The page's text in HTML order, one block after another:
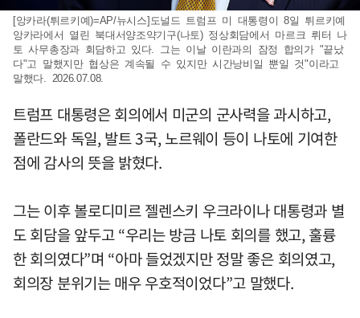
[앙카라(튀르키예)=AP/뉴시스]도널드 트럼프 미 대통령이 8일 튀르키예
앙카라에서 열린 북대서양조약기구(나토) 정상회담에서 마르크 뤼터 나
토 사무총장과 회담하고 있다. 그는 이날 이란과의 잠정 합의가 "끝났
다"고 말했지만 협상은 계속될 수 있지만 시간낭비일 뿐일 것"이라고
말했다. 2026.07.08.
트럼프 대통령은 회의에서 미군의 군사력을 과시하고,
폴란드와 독일, 발트 3국, 노르웨이 등이 나토에 기여한
점에 감사의 뜻을 밝혔다.
그는 이후 볼로디미르 젤렌스키 우크라이나 대통령과 별
도 회담을 앞두고 “우리는 방금 나토 회의를 했고, 훌륭
한 회의였다”며 “아마 들었겠지만 정말 좋은 회의였고,
회의장 분위기는 매우 우호적이었다”고 말했다.